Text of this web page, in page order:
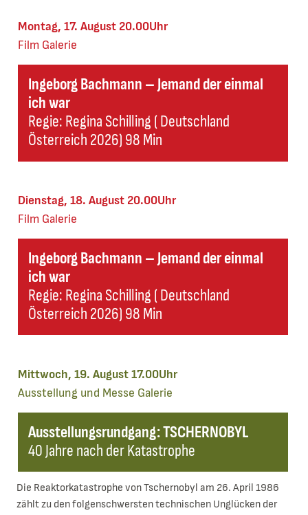
Ingeborg Bachmann – Jemand der einmal
ich war
Regie: Regina Schilling ( Deutschland
Österreich 2026) 98 Min
Montag, 17. August 20.00Uhr
Film Galerie
Ingeborg Bachmann – Jemand der einmal
ich war
Regie: Regina Schilling ( Deutschland
Österreich 2026) 98 Min
Dienstag, 18. August 20.00Uhr
Film Galerie
Ausstellungsrundgang: TSCHERNOBYL
40 Jahre nach der Katastrophe
Mittwoch, 19. August 17.00Uhr
Ausstellung und Messe Galerie
Die Reaktorkatastrophe von Tschernobyl am 26. April 1986
zählt zu den folgenschwersten technischen Unglücken der